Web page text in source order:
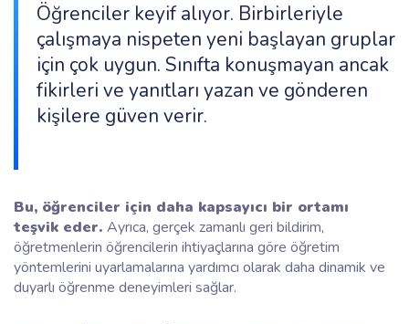
Öğrenciler keyif alıyor. Birbirleriyle
çalışmaya nispeten yeni başlayan gruplar
için çok uygun. Sınıfta konuşmayan ancak
fikirleri ve yanıtları yazan ve gönderen
kişilere güven verir.
Bu, öğrenciler için daha kapsayıcı bir ortamı
teşvik eder. Ayrıca, gerçek zamanlı geri bildirim,
öğretmenlerin öğrencilerin ihtiyaçlarına göre öğretim
yöntemlerini uyarlamalarına yardımcı olarak daha dinamik ve
duyarlı öğrenme deneyimleri sağlar.